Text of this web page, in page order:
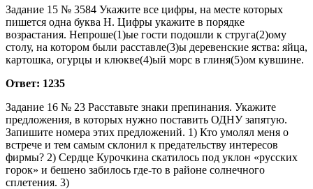
Задание 15 № 3584 Укажите все цифры, на месте которых
пишется одна буква Н. Цифры укажите в порядке
возрастания. Непроше(1)ые гости подошли к струга(2)ому
столу, на котором были расставле(3)ы деревенские яства: яйца,
картошка, огурцы и клюкве(4)ый морс в глиня(5)ом кувшине.
Ответ: 1235
Задание 16 № 23 Расставьте знаки препинания. Укажите
предложения, в которых нужно поставить ОДНУ запятую.
Запишите номера этих предложений. 1) Кто умолял меня о
встрече и тем самым склонил к предательству интересов
фирмы? 2) Сердце Курочкина скатилось под уклон «русских
горок» и бешено забилось где-то в районе солнечного
сплетения. 3)